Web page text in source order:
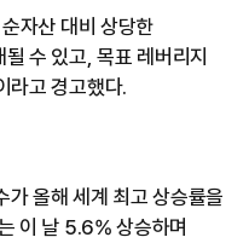
자산 대비 상당한
수 있고, 목표 레버리지
라고 경고했다.
올해 세계 최고 상승률을
이 날 5.6% 상승하며